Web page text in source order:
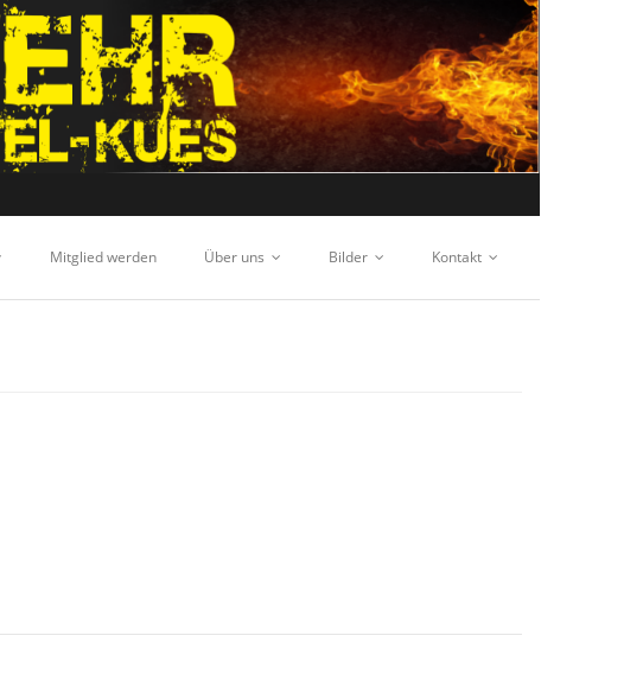
Mitglied werden Über uns Bilder Kontakt